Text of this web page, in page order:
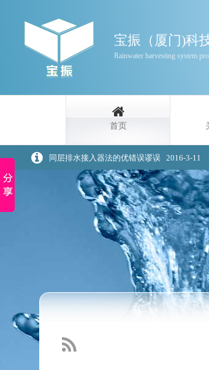
宝振（厦门)科
Rainwater harvesting system
首页
雨水收集利用功能的分类2016-3-11 Read
家庭雨水回收利用原理介绍2020-3-20
浅谈景观设计中的雨水回收策略2020-3-20
雨水收集是一种自然资源2016-3-11 Read
同层排水接入器法的优错误谬误 2016-3-11